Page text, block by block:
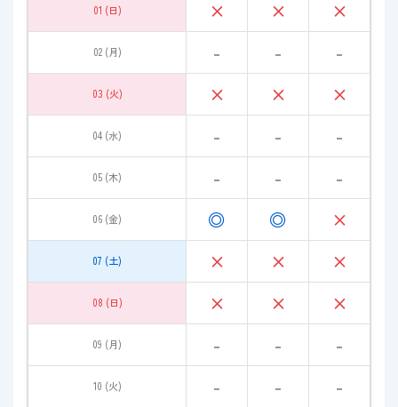
01 (日) × × ×
02 (月) - - -
03 (火) × × ×
04 (水) - - -
05 (木) - - -
06 (金) ◎ ◎ ×
07 (土) × × ×
08 (日) × × ×
09 (月) - - -
10 (火) - - -